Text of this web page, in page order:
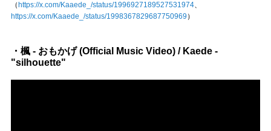
（ https://x.com/Kaaede_/status/1996927189527531974、
https://x.com/Kaaede_/status/1998367829687750969 ）
・楓 - おもかげ (Official Music Video) / Kaede -
"silhouette"